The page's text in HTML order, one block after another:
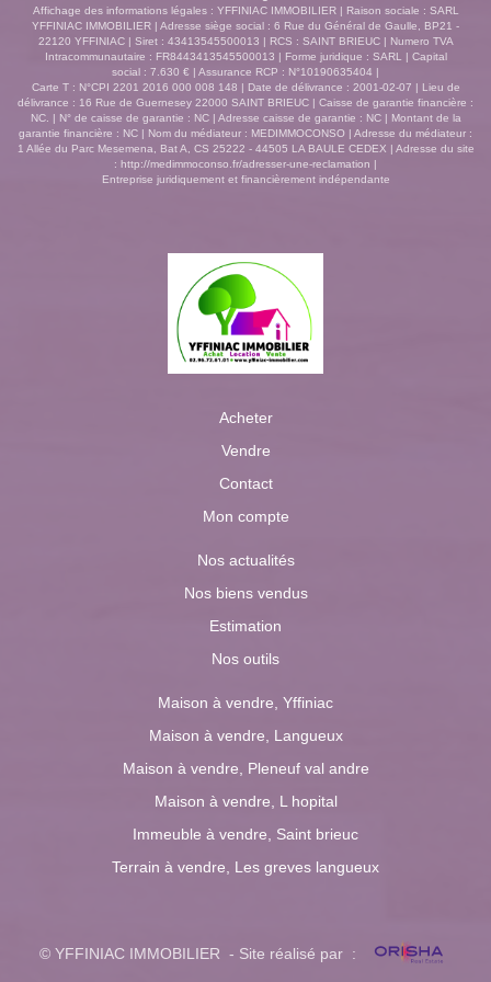
NOUS AU 02.96.72.61.01
Affichage des informations légales : YFFINIAC IMMOBILIER | Raison sociale : SARL
YFFINIAC IMMOBILIER | Adresse siège social : 6 Rue du Général de Gaulle, BP21 -
22120 YFFINIAC | Siret : 43413545500013 | RCS : SAINT BRIEUC | Numero TVA
Intracommunautaire : FR8443413545500013 | Forme juridique : SARL | Capital
social : 7.630 € | Assurance RCP : N°10190635404 |
Carte T : N°CPI 2201 2016 000 008 148 | Date de délivrance : 2001-02-07 | Lieu de
délivrance : 16 Rue de Guernesey 22000 SAINT BRIEUC | Caisse de garantie financière :
NC. | N° de caisse de garantie : NC | Adresse caisse de garantie : NC | Montant de la
garantie financière : NC | Nom du médiateur : MEDIMMOCONSO | Adresse du médiateur :
1 Allée du Parc Mesemena, Bat A, CS 25222 - 44505 LA BAULE CEDEX | Adresse du site
: http://medimmoconso.fr/adresser-une-reclamation |
Entreprise juridiquement et financièrement indépendante
Acheter
Vendre
Contact
Mon compte
Nos actualités
Nos biens vendus
Estimation
Nos outils
Maison à vendre, Yffiniac
Maison à vendre, Langueux
Maison à vendre, Pleneuf val andre
Maison à vendre, L hopital
Immeuble à vendre, Saint brieuc
Terrain à vendre, Les greves langueux
© YFFINIAC IMMOBILIER - Site réalisé par :